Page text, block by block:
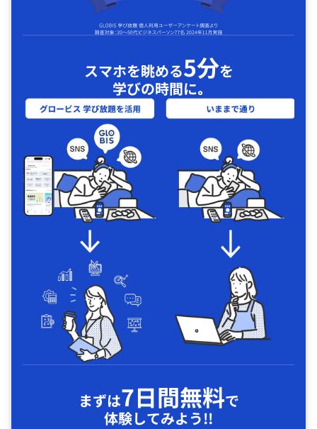
スマホを眺める5分を
学びの時間に｡
まずは7日間無料で
体験してみよう!!